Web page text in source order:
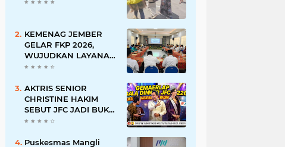
KEMENAG JEMBER
GELAR FKP 2026,
WUJUDKAN LAYANAN
BERSINAR DAN
AKTRIS SENIOR
CHRISTINE HAKIM
SEBUT JFC JADI BUKTI
KREATIVITAS ANAK
Puskesmas Mangli